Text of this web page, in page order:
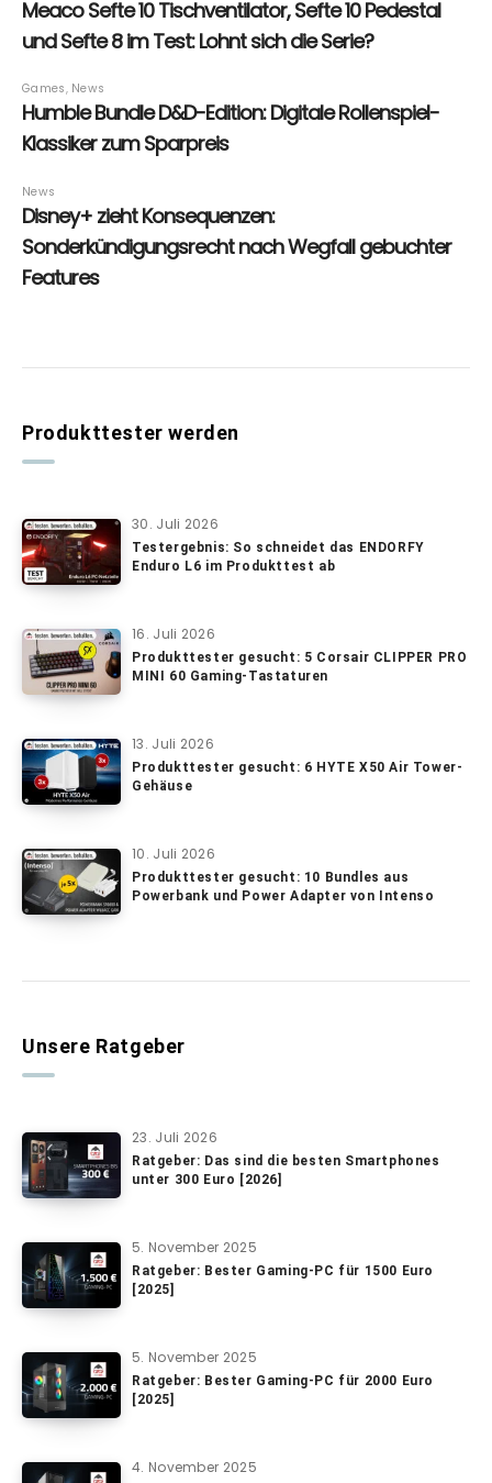
Produkttester werden
30. Juli 2026
Testergebnis: So schneidet das ENDORFY
Enduro L6 im Produkttest ab
16. Juli 2026
Produkttester gesucht: 5 Corsair CLIPPER PRO
MINI 60 Gaming-Tastaturen
13. Juli 2026
Produkttester gesucht: 6 HYTE X50 Air Tower-
Gehäuse
10. Juli 2026
Produkttester gesucht: 10 Bundles aus
Powerbank und Power Adapter von Intenso
Unsere Ratgeber
23. Juli 2026
Ratgeber: Das sind die besten Smartphones
unter 300 Euro [2026]
5. November 2025
Ratgeber: Bester Gaming-PC für 1500 Euro
[2025]
5. November 2025
Ratgeber: Bester Gaming-PC für 2000 Euro
[2025]
4. November 2025